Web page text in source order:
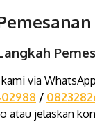
via
/
atau jelaskan